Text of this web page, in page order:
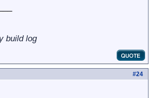
build log
#24